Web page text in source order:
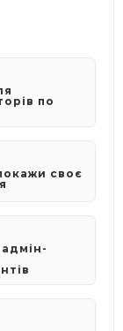
по
своє